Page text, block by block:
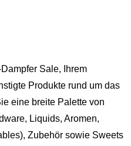
Sale, Ihrem
Produkte rund um das
eine breite Palette von
Liquids, Aromen,
Zubehör sowie Sweets